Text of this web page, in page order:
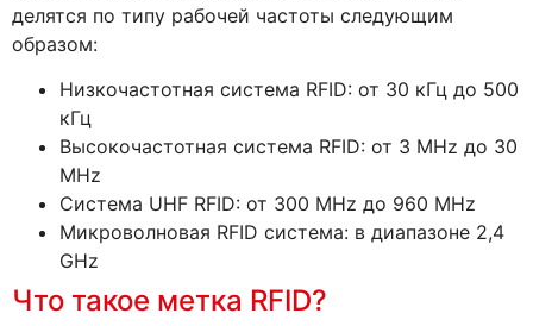
делятся по типу рабочей частоты следующим
образом:
Низкочастотная система RFID: от 30 кГц до 500
кГц
Высокочастотная система RFID: от 3 MHz до 30
MHz
Система UHF RFID: от 300 MHz до 960 MHz
Микроволновая RFID система: в диапазоне 2,4
GHz
Что такое метка RFID?